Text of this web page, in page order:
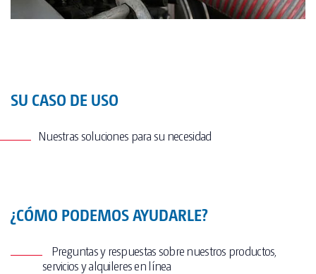
SU CASO DE USO
Nuestras soluciones para su necesidad
¿CÓMO PODEMOS AYUDARLE?
Preguntas y respuestas sobre nuestros productos,
servicios y alquileres en línea